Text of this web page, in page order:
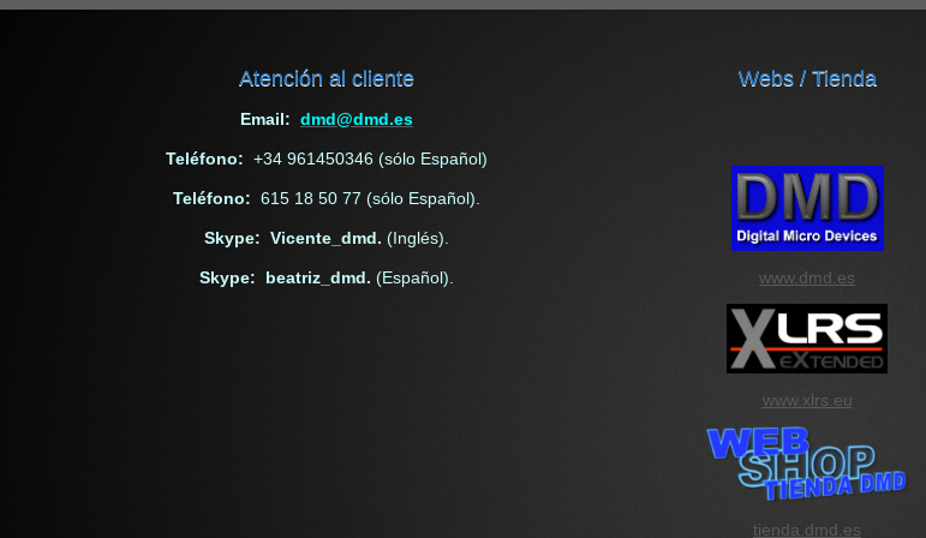
Atención al cliente
Email: dmd@dmd.es
Teléfono: +34 961450346 (sólo Español)
Teléfono: 615 18 50 77 (sólo Español).
Skype: Vicente_dmd. (Inglés).
Skype: beatriz_dmd. (Español).
Webs / Tienda
www.dmd.es
www.xlrs.eu
tienda.dmd.es